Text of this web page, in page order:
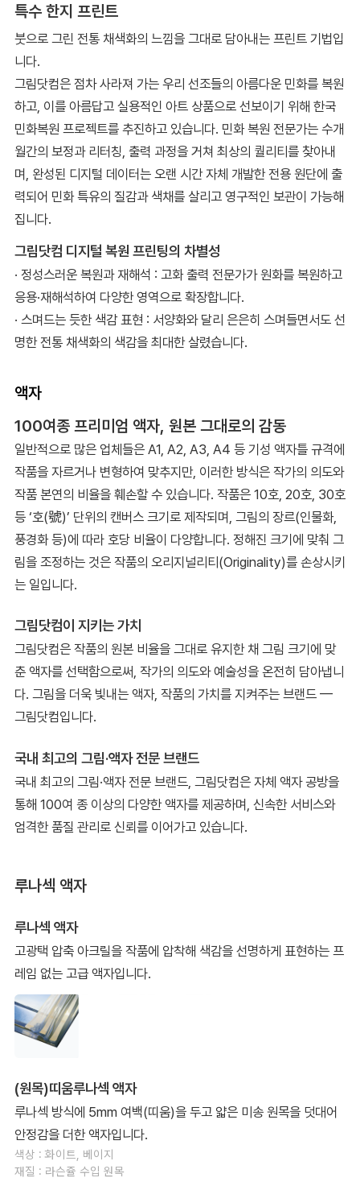
특수 한지 프린트
붓으로 그린 전통 채색화의 느낌을 그대로 담아내는 프린트 기법입
니다.
그림닷컴은 점차 사라져 가는 우리 선조들의 아름다운 민화를 복원
하고, 이를 아름답고 실용적인 아트 상품으로 선보이기 위해 한국
민화복원 프로젝트를 추진하고 있습니다. 민화 복원 전문가는 수개
월간의 보정과 리터칭, 출력 과정을 거쳐 최상의 퀄리티를 찾아내
며, 완성된 디지털 데이터는 오랜 시간 자체 개발한 전용 원단에 출
력되어 민화 특유의 질감과 색채를 살리고 영구적인 보관이 가능해
집니다.
그림닷컴 디지털 복원 프린팅의 차별성
· 정성스러운 복원과 재해석 : 고화 출력 전문가가 원화를 복원하고
응용·재해석하여 다양한 영역으로 확장합니다.
· 스며드는 듯한 색감 표현 : 서양화와 달리 은은히 스며들면서도 선
명한 전통 채색화의 색감을 최대한 살렸습니다.
액자
100여종 프리미엄 액자, 원본 그대로의 감동
일반적으로 많은 업체들은 A1, A2, A3, A4 등 기성 액자틀 규격에
작품을 자르거나 변형하여 맞추지만, 이러한 방식은 작가의 의도와
작품 본연의 비율을 훼손할 수 있습니다. 작품은 10호, 20호, 30호
등 ‘호(號)’ 단위의 캔버스 크기로 제작되며, 그림의 장르(인물화,
풍경화 등)에 따라 호당 비율이 다양합니다. 정해진 크기에 맞춰 그
림을 조정하는 것은 작품의 오리지널리티(Originality)를 손상시키
는 일입니다.
그림닷컴이 지키는 가치
그림닷컴은 작품의 원본 비율을 그대로 유지한 채 그림 크기에 맞
춘 액자를 선택함으로써, 작가의 의도와 예술성을 온전히 담아냅니
다. 그림을 더욱 빛내는 액자, 작품의 가치를 지켜주는 브랜드 —
그림닷컴입니다.
국내 최고의 그림·액자 전문 브랜드
국내 최고의 그림·액자 전문 브랜드, 그림닷컴은 자체 액자 공방을
통해 100여 종 이상의 다양한 액자를 제공하며, 신속한 서비스와
엄격한 품질 관리로 신뢰를 이어가고 있습니다.
루나섹 액자
루나섹 액자
고광택 압축 아크릴을 작품에 압착해 색감을 선명하게 표현하는 프
레임 없는 고급 액자입니다.
(원목)띠움루나섹 액자
루나섹 방식에 5mm 여백(띠움)을 두고 얇은 미송 원목을 덧대어
안정감을 더한 액자입니다.
색상 : 화이트, 베이지
재질 : 라슨쥴 수입 원목